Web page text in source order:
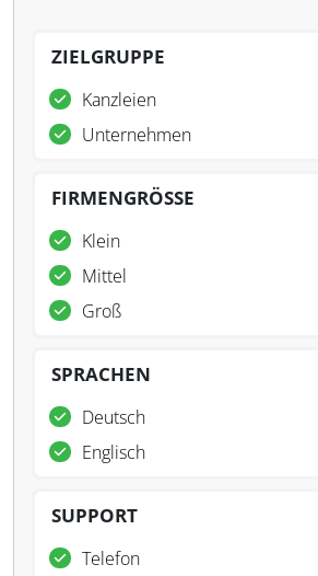
ZIELGRUPPE
Kanzleien
Unternehmen
FIRMENGRÖSSE
Klein
Mittel
Groß
SPRACHEN
Deutsch
Englisch
SUPPORT
Telefon